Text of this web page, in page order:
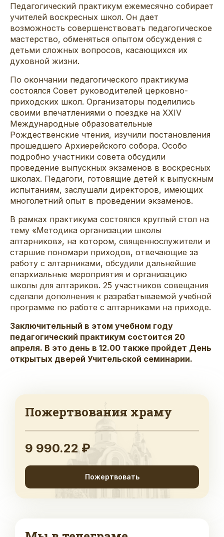
Педагогический практикум ежемесячно собирает
учителей воскресных школ. Он дает
возможность совершенствовать педагогическое
мастерство, обменяться опытом обсуждения с
детьми сложных вопросов, касающихся их
духовной жизни.
По окончании педагогического практикума
состоялся Совет руководителей церковно-
приходских школ. Организаторы поделились
своими впечатлениями о поездке на XXIV
Международные образовательные
Рождественские чтения, изучили постановления
прошедшего Архиерейского собора. Особо
подробно участники совета обсудили
проведение выпускных экзаменов в воскресных
школах. Педагоги, готовящие детей к выпускным
испытаниям, заслушали директоров, имеющих
многолетний опыт в проведении экзаменов.
В рамках практикума состоялся круглый стол на
тему «Методика организации школы
алтарников», на котором, священнослужители и
старшие пономари приходов, отвечающие за
работу с алтарниками, обсудили дальнейшие
епархиальные мероприятия и организацию
школы для алтариков. 25 участников совещания
сделали дополнения к разрабатываемой учебной
программе по работе с алтарниками на приходе.
Заключительный в этом учебном году
педагогический практикум состоится 20
апреля. В это день в 12.00 также пройдет День
открытых дверей Учительской семинарии.
Пожертвования храму
9 990.22 ₽
Пожертвовать